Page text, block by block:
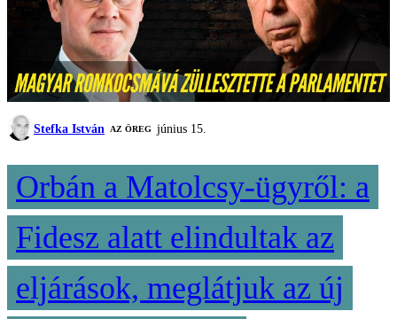
Stefka István AZ ÖREG június 15.
Orbán a Matolcsy-ügyről: a
Fidesz alatt elindultak az
eljárások, meglátjuk az új